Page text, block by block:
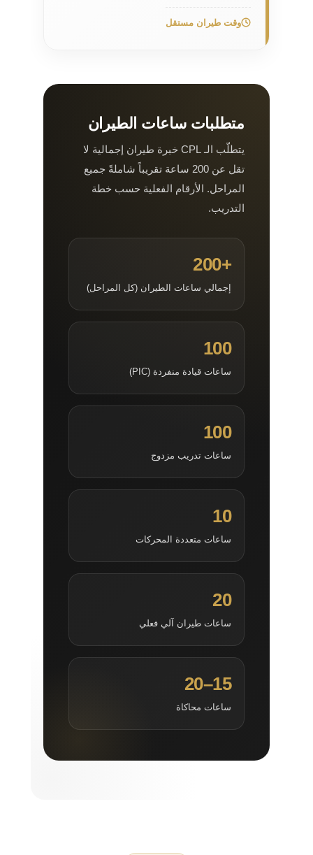
وقت طيران مستقل
متطلبات ساعات الطيران
يتطلّب الـ CPL خبرة طيران إجمالية لا
تقل عن 200 ساعة تقريباً شاملةً جميع
المراحل. الأرقام الفعلية حسب خطة
التدريب.
+200
إجمالي ساعات الطيران (كل المراحل)
100
ساعات قيادة منفردة (PIC)
100
ساعات تدريب مزدوج
10
ساعات متعددة المحركات
20
ساعات طيران آلي فعلي
15–20
ساعات محاكاة